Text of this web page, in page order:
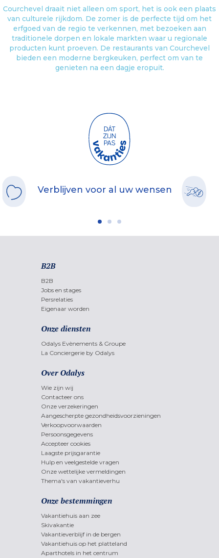
Courchevel draait niet alleen om sport, het is ook een plaats
van culturele rijkdom. De zomer is de perfecte tijd om het
erfgoed van de regio te verkennen, met bezoeken aan
traditionele dorpen en lokale markten waar u regionale
producten kunt proeven. De restaurants van Courchevel
bieden een moderne bergkeuken, perfect om van te
genieten na een dagje eropuit.
Verblijven voor al uw wensen
B2B
B2B
Jobs en stages
Persrelaties
Eigenaar worden
Onze diensten
Odalys Evènements & Groupe
La Conciergerie by Odalys
Over Odalys
Wie zijn wij
Contacteer ons
Onze verzekeringen
Aangescherpte gezondheidsvoorzieningen
Verkoopvoorwaarden
Persoonsgegevens
Accepteer cookies
Laagste prijsgarantie
Hulp en veelgestelde vragen
Onze wettelijke vermeldingen
Thema's van vakantieverhu
Onze bestemmingen
Vakantiehuis aan zee
Skivakantie
Vakantieverblijf in de bergen
Vakantiehuis op het platteland
Aparthotels in het centrum